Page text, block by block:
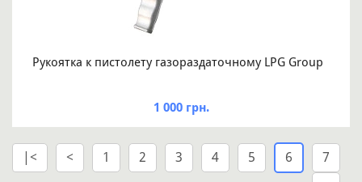
Рукоятка к пистолету газораздаточному LPG Group
1 000 грн.
|< < 1 2 3 4 5 6
7